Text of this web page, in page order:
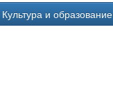
Культура и образование